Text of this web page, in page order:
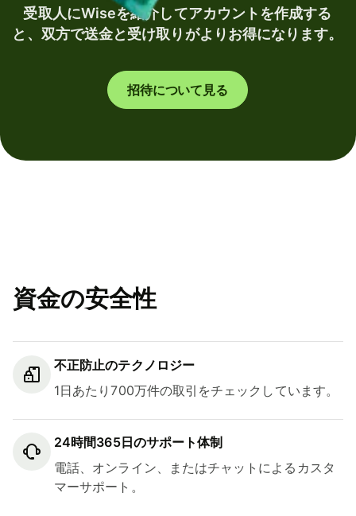
受取人にWiseを紹介してアカウントを作成する
と、双方で送金と受け取りがよりお得になります。
招待について見る
資金の安全性
不正防止のテクノロジー
1日あたり700万件の取引をチェックしています。
24時間365日のサポート体制
電話、オンライン、またはチャットによるカスタ
マーサポート。